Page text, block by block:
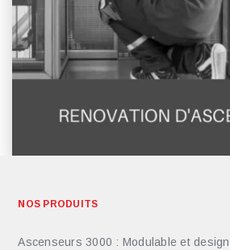
NOS PRODUITS
Ascenseurs 3000 : Modulable et design